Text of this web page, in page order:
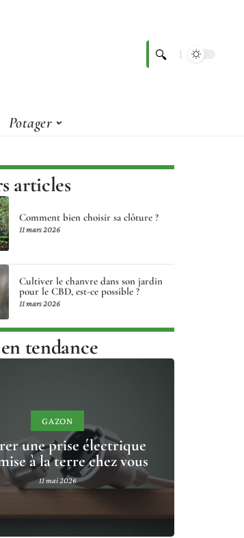
Potager
articles
Comment bien choisir sa clôture ?
11 mars 2026
Cultiver le chanvre dans son jardin
pour le CBD, est-ce possible ?
11 mars 2026
tendance
GAZON
une prise électrique
à la terre chez vous
11 mai 2026